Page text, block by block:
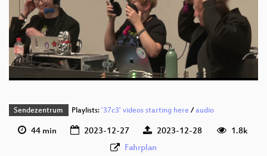
deu (todo)
deu 1080p (webm)
deu 576p (mp4)
deu 576p (webm)
Sendezentrum Playlists: '37c3' videos starting here/ audio
44 min 2023-12-27 2023-12-28
1.8k
Fahrplan